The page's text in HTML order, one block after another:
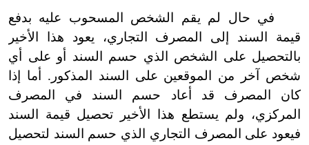
في حال لم يقم الشخص المسحوب عليه بدفع
قيمة السند إلى المصرف التجاري، يعود هذا الأخير
بالتحصيل على الشخص الذي حسم السند أو على أي
شخص آخر من الموقعين على السند المذكور. أما إذا
كان المصرف قد أعاد حسم السند في المصرف
المركزي، ولم يستطع هذا الأخير تحصيل قيمة السند
فيعود على المصرف التجاري الذي حسم السند لتحصيل